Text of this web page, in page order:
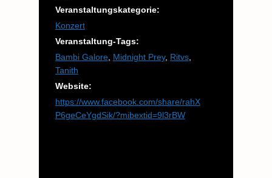
Veranstaltungskategorie:
Konzert
Veranstaltung-Tags:
Bambi Galore, Midnight Prey, Ritvs,
Tanith
Website:
https://www.facebook.com/share/rahX
P6geCeYgdSik/?mibextid=9l3rBW